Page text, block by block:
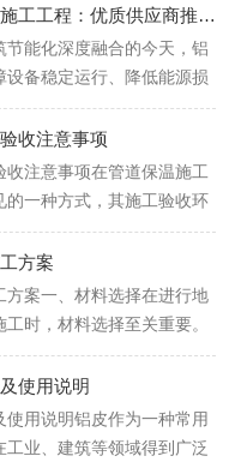
层。而将这层材料精准、
管道之上的全过程，就是管
看似简单，...
承揽全国铝皮保温施工工程：优质供应商推荐哪家好？
节能化深度融合的今天，铝
设备稳定运行、降低能源损
核心环节，已广泛渗透到海
筑行业、发电厂、煤气燃
成为推动各行业高质量发展
碳”目标推...
收注意事项
收注意事项在管道保温施工
的一种方式，其施工验收环
验收可以确保保温效果和使
以下几个方面：1、保温
在验收时，首先要核实保温
保温材料规格...
方案
方案一、材料选择在进行地
时，材料选择至关重要。
高温、保温性能良好的材
期稳定运行。1、不锈钢
中、导热系数低的保温材
或聚氨酯泡沫，确...
使用说明
用说明铝皮作为一种常用
工业、建筑等领域得到广泛